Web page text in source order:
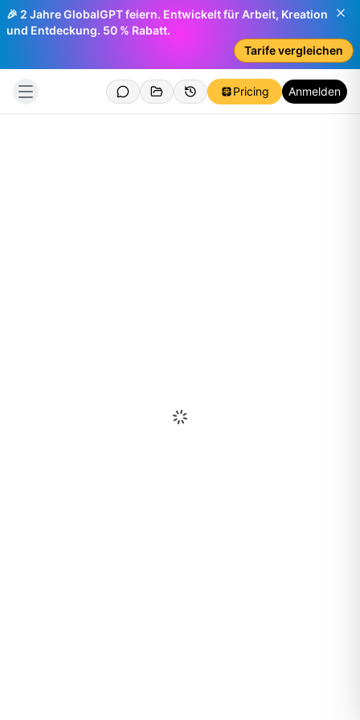
🎉 2 Jahre GlobalGPT feiern. Entwickelt für Arbeit, Kreation
und Entdeckung. 50 % Rabatt.
Tarife vergleichen
Pricing Anmelden